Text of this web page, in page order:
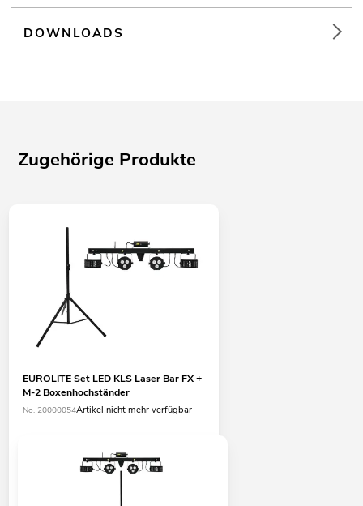
DOWNLOADS
Zugehörige Produkte
EUROLITE Set LED KLS Laser Bar FX +
M-2 Boxenhochständer
No. 20000054Artikel nicht mehr verfügbar